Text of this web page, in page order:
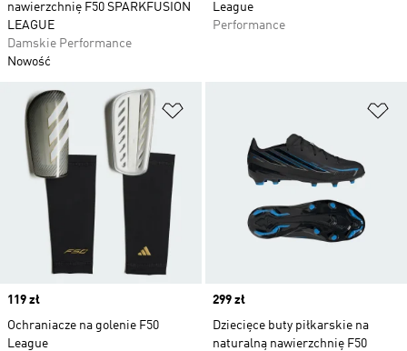
nawierzchnię F50 SPARKFUSION
LEAGUE
Damskie Performance
Nowość
League
Performance
Price
119 zł
Ochraniacze na golenie F50
League
Price
299 zł
Dziecięce buty piłkarskie na
naturalną nawierzchnię F50